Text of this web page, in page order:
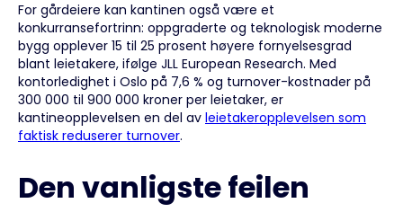
For gårdeiere kan kantinen også være et
konkurransefortrinn: oppgraderte og teknologisk moderne
bygg opplever 15 til 25 prosent høyere fornyelsesgrad
blant leietakere, ifølge JLL European Research. Med
kontorledighet i Oslo på 7,6 % og turnover-kostnader på
300 000 til 900 000 kroner per leietaker, er
kantineopplevelsen en del av leietakeropplevelsen som
faktisk reduserer turnover.
Den vanligste feilen